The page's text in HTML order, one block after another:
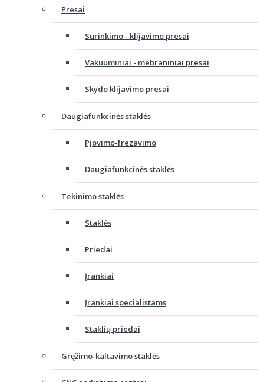
Presai
Surinkimo - klijavimo presai
Vakuuminiai - mebraniniai presai
Skydo klijavimo presai
Daugiafunkcinės staklės
Pjovimo-frezavimo
Daugiafunkcinės staklės
Tekinimo staklės
Staklės
Priedai
Įrankiai
Įrankiai specialistams
Staklių priedai
Gręžimo-kaltavimo staklės